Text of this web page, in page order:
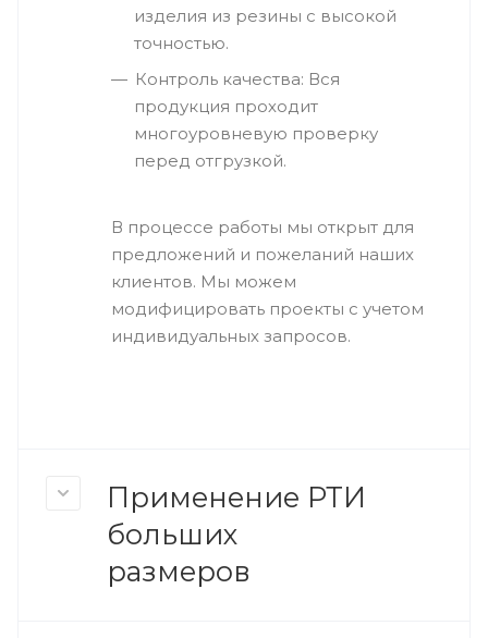
изделия из резины с высокой
точностью.
Контроль качества: Вся
продукция проходит
многоуровневую проверку
перед отгрузкой.
В процессе работы мы открыт для
предложений и пожеланий наших
клиентов. Мы можем
модифицировать проекты с учетом
индивидуальных запросов.
Применение РТИ
больших
размеров